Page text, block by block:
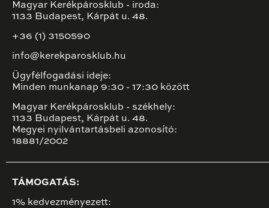
Magyar Kerékpárosklub - iroda:
1133 Budapest, Kárpát u. 48.
+36 (1) 3150590
info@kerekparosklub.hu
Ügyfélfogadási ideje:
Minden munkanap 9:30 - 17:30 között
Magyar Kerékpárosklub - székhely:
1133 Budapest, Kárpát u. 48.
Megyei nyilvántartásbeli azonosító:
18881/2002
TÁMOGATÁS:
1% kedvezményezett: